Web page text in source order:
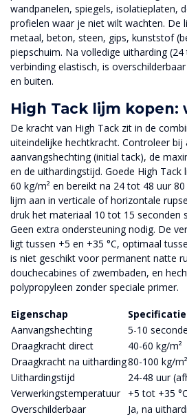
wandpanelen, spiegels, isolatieplaten,
profielen waar je niet wilt wachten. De
metaal, beton, steen, gips, kunststof
piepschuim. Na volledige uitharding
verbinding elastisch, is
en buiten.
High Tack lijm kopen:
De kracht van High Tack zit in de
uiteindelijke hechtkracht. Controleer bij
aanvangshechting (initial tack), de
en de uithardingstijd. Goede High
60 kg/m² en bereikt na 24 tot 48 uur
lijm aan in verticale of horizontale
druk het materiaal 10 tot 15 seconden
Geen extra ondersteuning nodig. De
ligt tussen +5 en +35 °C, optimaal
is niet geschikt voor permanent natte
douchecabines of zwembaden, en
polypropyleen zonder speciale primer.
Eigenschap
Specificatie
Aanvangshechting
5-10
Draagkracht direct
40-60 kg/m²
Draagkracht na uitharding80-100 kg/m²
Uithardingstijd
24-48 uur
Verwerkingstemperatuur
+5 tot +35 °C
Overschilderbaar
Ja, na